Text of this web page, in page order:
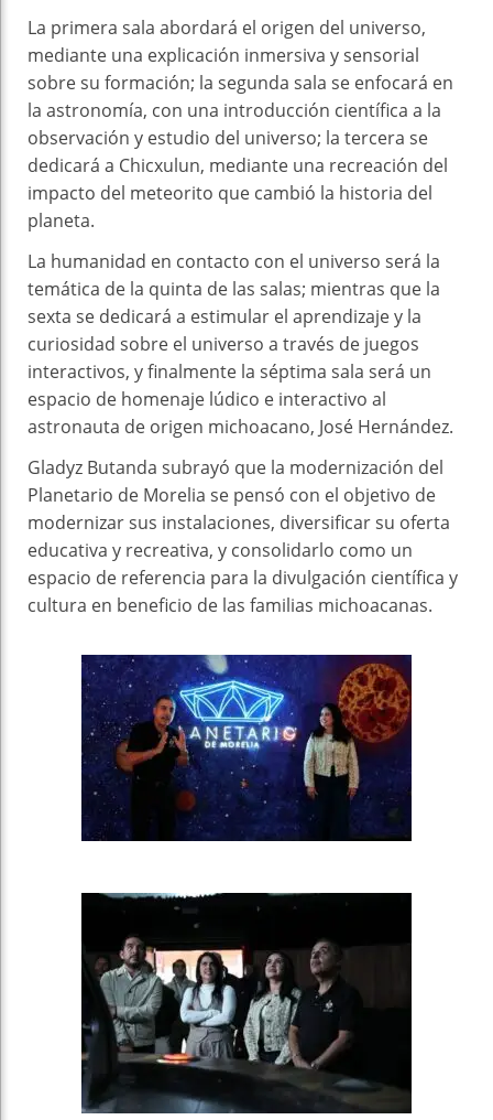
La primera sala abordará el origen del universo,
mediante una explicación inmersiva y sensorial
sobre su formación; la segunda sala se enfocará en
la astronomía, con una introducción científica a la
observación y estudio del universo; la tercera se
dedicará a Chicxulun, mediante una recreación del
impacto del meteorito que cambió la historia del
planeta.
La humanidad en contacto con el universo será la
temática de la quinta de las salas; mientras que la
sexta se dedicará a estimular el aprendizaje y la
curiosidad sobre el universo a través de juegos
interactivos, y finalmente la séptima sala será un
espacio de homenaje lúdico e interactivo al
astronauta de origen michoacano, José Hernández.
Gladyz Butanda subrayó que la modernización del
Planetario de Morelia se pensó con el objetivo de
modernizar sus instalaciones, diversificar su oferta
educativa y recreativa, y consolidarlo como un
espacio de referencia para la divulgación científica y
cultura en beneficio de las familias michoacanas.